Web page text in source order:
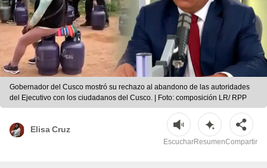
Gobernador del Cusco mostró su rechazo al abandono de las autoridades
del Ejecutivo con los ciudadanos del Cusco. | Foto: composición LR/ RPP
Elisa Cruz
EscucharResumenCompartir